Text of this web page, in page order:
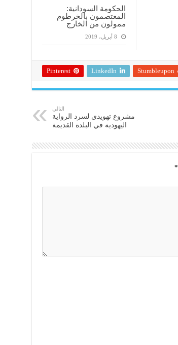
الحكومة السودانية:
المعتصمون بالخرطوم
ممولون من الخارج
8 أبريل، 2019
Stumbleupon
LinkedIn
Pinterest
التالي
مشروع تهويدي لسرد الرواية
اليهودية في البلدة القديمة
*